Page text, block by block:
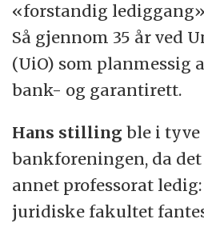
«forstandig
Så gjennom 35 år ved
(UiO) som planmessig
bank- og garantirett.
Hans stilling ble i
bankforeningen, da
annet professorat
juridiske fakultet